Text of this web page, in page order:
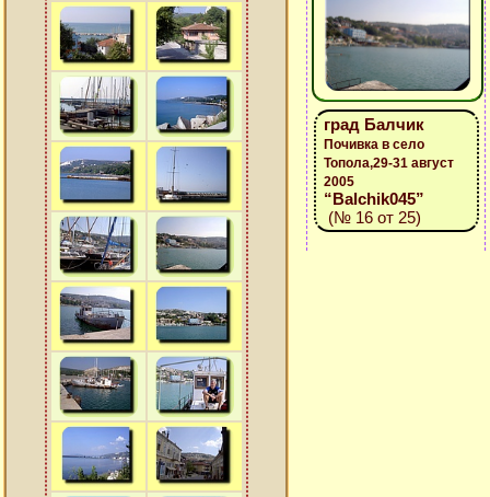
град Балчик
Почивка в село
Топола,29-31 август
2005
“Balchik045”
(№ 16 от 25)